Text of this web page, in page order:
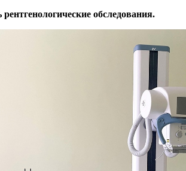
рентгенологические обследования.